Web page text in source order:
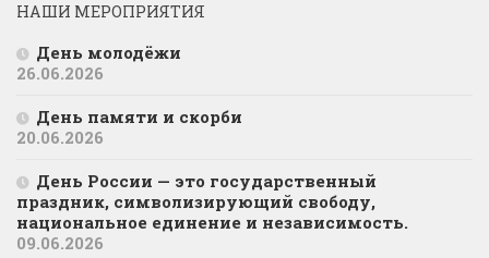
НАШИ МЕРОПРИЯТИЯ
День молодёжи
26.06.2026
День памяти и скорби
20.06.2026
День России — это государственный
праздник, символизирующий свободу,
национальное единение и независимость.
09.06.2026